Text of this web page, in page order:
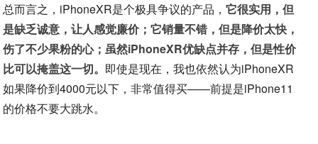
总而言之，iPhoneXR是个极具争议的产品，它很实用，但
是缺乏诚意，让人感觉廉价；它销量不错，但是降价太快，
伤了不少果粉的心；虽然iPhoneXR优缺点并存，但是性价
比可以掩盖这一切。 即使是现在，我也依然认为iPhoneXR
如果降价到4000元以下，非常值得买——前提是iPhone11
的价格不要大跳水。